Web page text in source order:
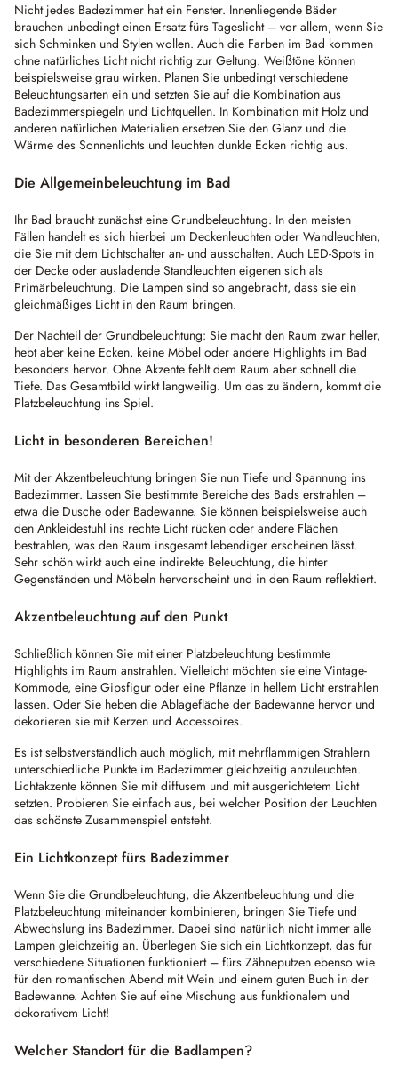
Nicht jedes Badezimmer hat ein Fenster. Innenliegende Bäder
brauchen unbedingt einen Ersatz fürs Tageslicht – vor allem, wenn Sie
sich Schminken und Stylen wollen. Auch die Farben im Bad kommen
ohne natürliches Licht nicht richtig zur Geltung. Weißtöne können
beispielsweise grau wirken. Planen Sie unbedingt verschiedene
Beleuchtungsarten ein und setzten Sie auf die Kombination aus
Badezimmerspiegeln und Lichtquellen. In Kombination mit Holz und
anderen natürlichen Materialien ersetzen Sie den Glanz und die
Wärme des Sonnenlichts und leuchten dunkle Ecken richtig aus.
Die Allgemeinbeleuchtung im Bad
Ihr Bad braucht zunächst eine Grundbeleuchtung. In den meisten
Fällen handelt es sich hierbei um Deckenleuchten oder Wandleuchten,
die Sie mit dem Lichtschalter an- und ausschalten. Auch LED-Spots in
der Decke oder ausladende Standleuchten eigenen sich als
Primärbeleuchtung. Die Lampen sind so angebracht, dass sie ein
gleichmäßiges Licht in den Raum bringen.
Der Nachteil der Grundbeleuchtung: Sie macht den Raum zwar heller,
hebt aber keine Ecken, keine Möbel oder andere Highlights im Bad
besonders hervor. Ohne Akzente fehlt dem Raum aber schnell die
Tiefe. Das Gesamtbild wirkt langweilig. Um das zu ändern, kommt die
Platzbeleuchtung ins Spiel.
Licht in besonderen Bereichen!
Mit der Akzentbeleuchtung bringen Sie nun Tiefe und Spannung ins
Badezimmer. Lassen Sie bestimmte Bereiche des Bads erstrahlen –
etwa die Dusche oder Badewanne. Sie können beispielsweise auch
den Ankleidestuhl ins rechte Licht rücken oder andere Flächen
bestrahlen, was den Raum insgesamt lebendiger erscheinen lässt.
Sehr schön wirkt auch eine indirekte Beleuchtung, die hinter
Gegenständen und Möbeln hervorscheint und in den Raum reflektiert.
Akzentbeleuchtung auf den Punkt
Schließlich können Sie mit einer Platzbeleuchtung bestimmte
Highlights im Raum anstrahlen. Vielleicht möchten sie eine Vintage-
Kommode, eine Gipsfigur oder eine Pflanze in hellem Licht erstrahlen
lassen. Oder Sie heben die Ablagefläche der Badewanne hervor und
dekorieren sie mit Kerzen und Accessoires.
Es ist selbstverständlich auch möglich, mit mehrflammigen Strahlern
unterschiedliche Punkte im Badezimmer gleichzeitig anzuleuchten.
Lichtakzente können Sie mit diffusem und mit ausgerichtetem Licht
setzten. Probieren Sie einfach aus, bei welcher Position der Leuchten
das schönste Zusammenspiel entsteht.
Ein Lichtkonzept fürs Badezimmer
Wenn Sie die Grundbeleuchtung, die Akzentbeleuchtung und die
Platzbeleuchtung miteinander kombinieren, bringen Sie Tiefe und
Abwechslung ins Badezimmer. Dabei sind natürlich nicht immer alle
Lampen gleichzeitig an. Überlegen Sie sich ein Lichtkonzept, das für
verschiedene Situationen funktioniert – fürs Zähneputzen ebenso wie
für den romantischen Abend mit Wein und einem guten Buch in der
Badewanne. Achten Sie auf eine Mischung aus funktionalem und
dekorativem Licht!
Welcher Standort für die Badlampen?